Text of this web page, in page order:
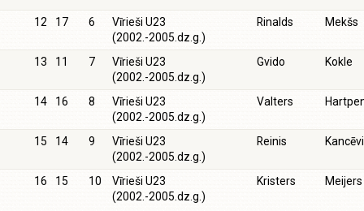
12 17 6
Vīrieši U23
(2002.-2005.dz.g.)
Rinalds Mekšs
13 11 7
Vīrieši U23
(2002.-2005.dz.g.)
Gvido Kokle
14 16 8
Vīrieši U23
(2002.-2005.dz.g.)
Valters
15 14 9
Vīrieši U23
(2002.-2005.dz.g.)
Reinis
16 15 10
Vīrieši U23
(2002.-2005.dz.g.)
Kristers Meijers